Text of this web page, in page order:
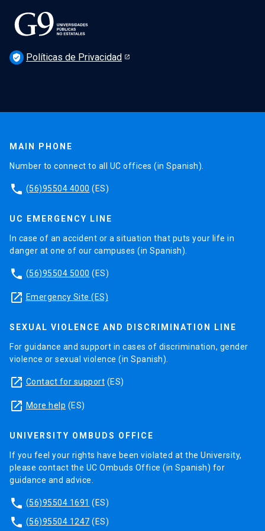
verified_user Políticas de Privacidad
MAIN PHONE
Number to connect to all UC offices (in Spanish).
phone (56)95504 4000 (ES)
UC EMERGENCY LINE
In case of an accident or a situation that puts your life in
danger at one of our campuses (in Spanish).
phone (56)95504 5000 (ES)
launch Emergency Site (ES)
SEXUAL VIOLENCE AND DISCRIMINATION LINE
For guidance and support in cases of discrimination, gender
violence or sexual violence (in Spanish).
launch Contact for support (ES)
launch More help (ES)
UNIVERSITY OMBUDS OFFICE
If you feel your rights have been violated at the University,
please contact the UC Ombuds Office (in Spanish) for
guidance and advice.
phone (56)95504 1691 (ES)
phone (56)95504 1247 (ES)